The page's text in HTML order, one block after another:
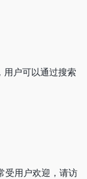
用户可以通过搜索
受用户欢迎，请访